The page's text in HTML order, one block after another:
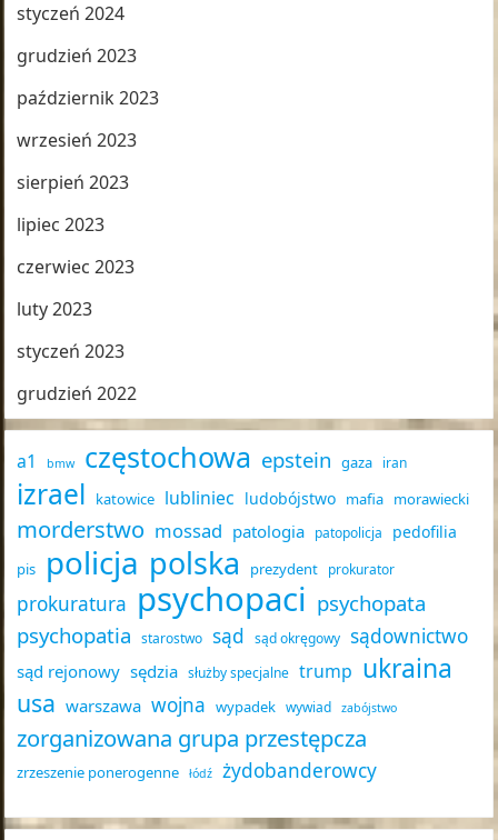
styczeń 2024
grudzień 2023
październik 2023
wrzesień 2023
sierpień 2023
lipiec 2023
czerwiec 2023
luty 2023
styczeń 2023
grudzień 2022
a1 bmw częstochowa epstein gaza iran
izrael katowice lubliniec ludobójstwo mafia morawiecki
morderstwo mossad patologia patopolicja pedofilia
pis policja polska prezydent prokurator
prokuratura psychopaci psychopata
psychopatia
starostwo sąd sąd okręgowy sądownictwo
sąd rejonowy sędzia służby specjalne trump ukraina
usa warszawa wojna wypadek wywiad zabójstwo
zorganizowana grupa przestępcza
zrzeszenie ponerogenne łódź żydobanderowcy